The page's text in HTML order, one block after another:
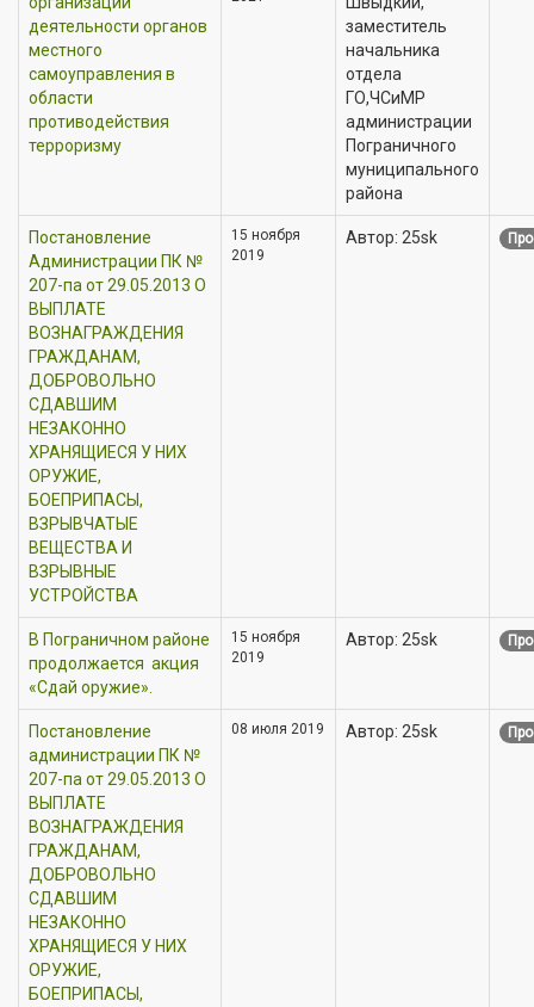
деятельности органов
местного
самоуправления в
области
противодействия
терроризму
заместитель
начальника
отдела
ГО,ЧСиМР
администрации
Пограничного
муниципального
района
Постановление
Администрации ПК №
207-па от 29.05.2013 О
ВЫПЛАТЕ
ВОЗНАГРАЖДЕНИЯ
ГРАЖДАНАМ,
ДОБРОВОЛЬНО
СДАВШИМ
НЕЗАКОННО
ХРАНЯЩИЕСЯ У НИХ
ОРУЖИЕ,
БОЕПРИПАСЫ,
ВЗРЫВЧАТЫЕ
ВЕЩЕСТВА И
ВЗРЫВНЫЕ
УСТРОЙСТВА
15 ноября
2019
Автор: 25sk
В Пограничном районе
продолжается акция
«Сдай оружие».
15 ноября
2019
Автор: 25sk
Постановление
администрации ПК №
207-па от 29.05.2013 О
ВЫПЛАТЕ
ВОЗНАГРАЖДЕНИЯ
ГРАЖДАНАМ,
ДОБРОВОЛЬНО
СДАВШИМ
НЕЗАКОННО
ХРАНЯЩИЕСЯ У НИХ
ОРУЖИЕ,
БОЕПРИПАСЫ,
08 июля 2019 Автор: 25sk